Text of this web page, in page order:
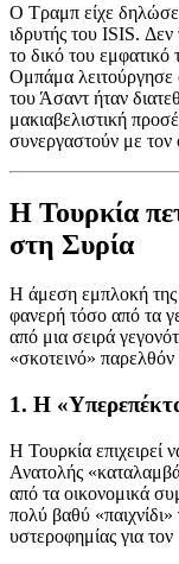
Ο Τραμπ είχε
ιδρυτής του ISIS. Δεν
το δικό του
Ομπάμα λειτούργησε
του Άσαντ ήταν
μακιαβελιστική
συνεργαστούν με τον
Η Τουρκία
στη Συρία
Η άμεση εμπλοκή της
φανερή τόσο από τα
από μια σειρά
«σκοτεινό»
1. Η
Η Τουρκία επιχειρεί
Ανατολής
από τα οικονομικά
πολύ βαθύ «παιχνίδι»
υστεροφημίας για τον